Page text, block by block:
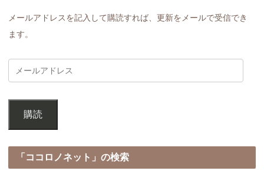
メールアドレスを記入して購読すれば、更新をメールで受信でき
ます。
購読
「ココロノネット」の検索